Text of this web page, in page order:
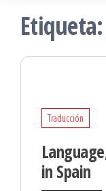
Etiqueta:
Traducción
in Spain